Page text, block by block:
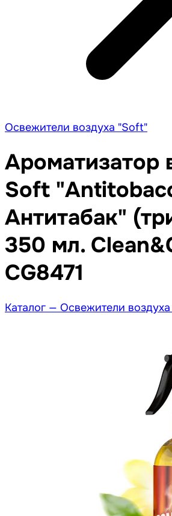
Освежители воздуха "Soft"
Ароматизатор
Soft
Антитабак"
350 мл.
CG8471
Каталог — Освежители